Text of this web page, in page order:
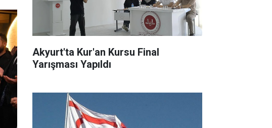
Akyurt'ta Kur'an Kursu Final
Yarışması Yapıldı